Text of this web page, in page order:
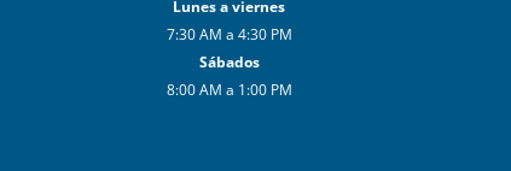
Lunes a viernes
7:30 AM a 4:30 PM
Sábados
8:00 AM a 1:00 PM